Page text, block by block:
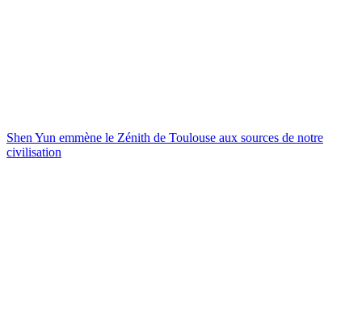
Shen Yun emmène le Zénith de Toulouse aux sources de notre
civilisation